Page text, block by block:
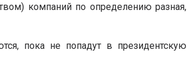
компаний по определению разная,
пока не попадут в президентскую